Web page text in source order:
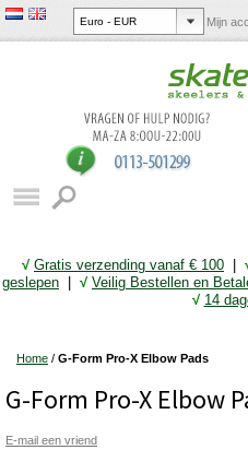
Mijn
√ Gratis verzending vanaf € 100
geslepen
√ Veilig Bestellen en
√ 14
Home / G-Form Pro-X Elbow Pads
G-Form Pro-X Elbow
E-mail een vriend